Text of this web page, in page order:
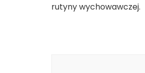
rutyny wychowawczej.